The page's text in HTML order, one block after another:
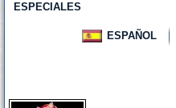
ESPECIALES
ESPAÑOL